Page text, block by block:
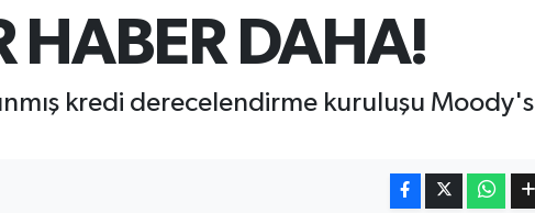
HABER DAHA!
kredi derecelendirme kuruluşu Moody's